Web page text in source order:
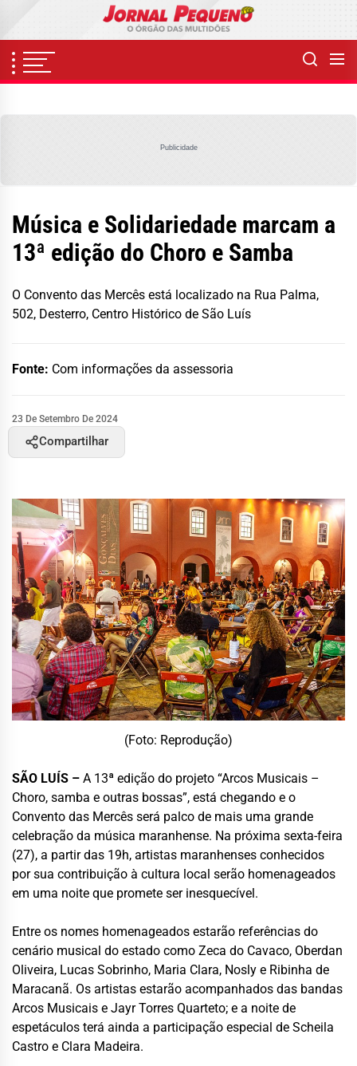
content
Publicidade
Música e Solidariedade marcam a
13ª edição do Choro e Samba
O Convento das Mercês está localizado na Rua Palma,
502, Desterro, Centro Histórico de São Luís
Fonte: Com informações da assessoria
23 De Setembro De 2024
Compartilhar
(Foto: Reprodução)
SÃO LUÍS – A 13ª edição do projeto “Arcos Musicais –
Choro, samba e outras bossas”, está chegando e o
Convento das Mercês será palco de mais uma grande
celebração da música maranhense. Na próxima sexta-feira
(27), a partir das 19h, artistas maranhenses conhecidos
por sua contribuição à cultura local serão homenageados
em uma noite que promete ser inesquecível.
Entre os nomes homenageados estarão referências do
cenário musical do estado como Zeca do Cavaco, Oberdan
Oliveira, Lucas Sobrinho, Maria Clara, Nosly e Ribinha de
Maracanã. Os artistas estarão acompanhados das bandas
Arcos Musicais e Jayr Torres Quarteto; e a noite de
espetáculos terá ainda a participação especial de Scheila
Castro e Clara Madeira.